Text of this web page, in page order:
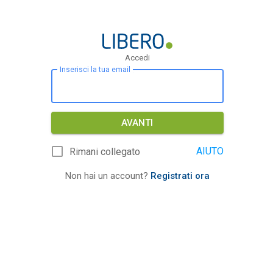
Accedi
Inserisci la tua email
AVANTI
Rimani collegato AIUTO
Non hai un account? Registrati ora